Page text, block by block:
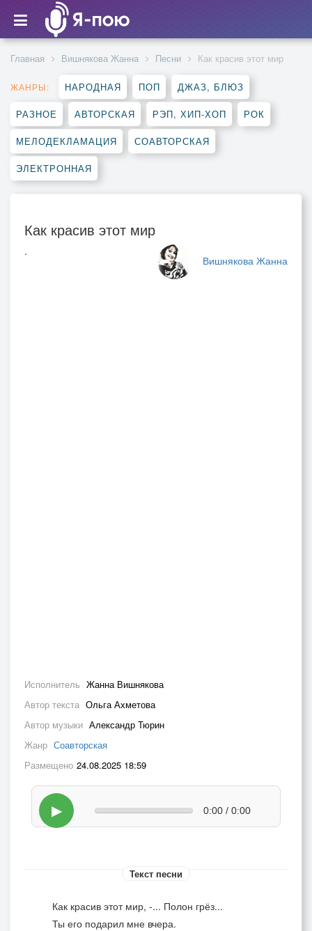
Главная Вишнякова Жанна Песни Как красив этот мир
ЖАНРЫ: НАРОДНАЯ ПОП ДЖАЗ, БЛЮЗ
РАЗНОЕ АВТОРСКАЯ РЭП, ХИП-ХОП РОК
МЕЛОДЕКЛАМАЦИЯ СОАВТОРСКАЯ
ЭЛЕКТРОННАЯ
Как красив этот мир
Вишнякова Жанна
.
Исполнитель Жанна Вишнякова
Автор текста Ольга Ахметова
Автор музыки Александр Тюрин
Жанр Соавторская
Размещено 24.08.2025 18:59
▶ 0:00 / 0:00
Текст песни
Как красив этот мир, -... Полон грёз...
Ты его подарил мне вчера.